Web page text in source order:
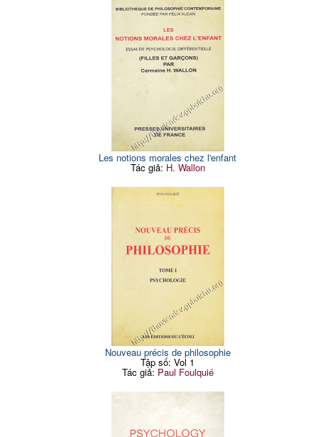
Les notions morales chez l'enfant
Tác giả: H. Wallon
Nouveau précis de philosophie
Tập số: Vol 1
Tác giả: Paul Foulquié